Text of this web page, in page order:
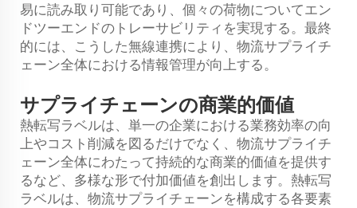
易に読み取り可能であり、個々の荷物についてエン
ドツーエンドのトレーサビリティを実現する。最終
的には、こうした無線連携により、物流サプライチ
ェーン全体における情報管理が向上する。
サプライチェーンの商業的価値
熱転写ラベルは、単一の企業における業務効率の向
上やコスト削減を図るだけでなく、物流サプライチ
ェーン全体にわたって持続的な商業的価値を提供す
るなど、多様な形で付加価値を創出します。熱転写
ラベルは、物流サプライチェーンを構成する各要素